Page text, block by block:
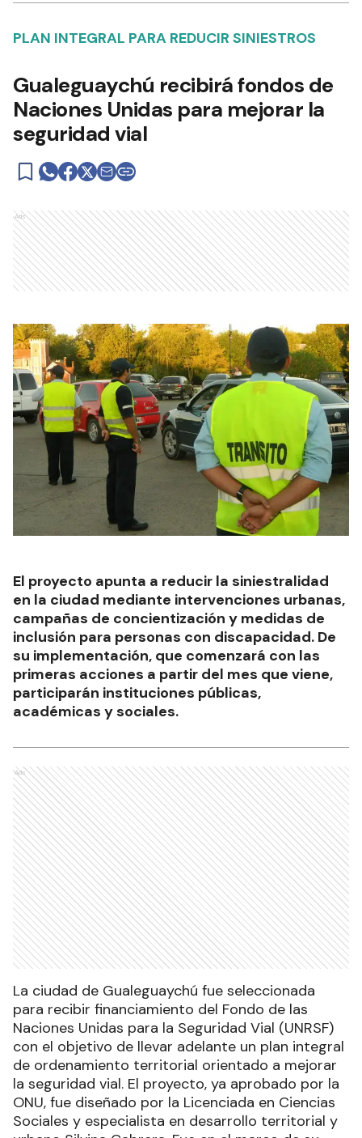
PLAN INTEGRAL PARA REDUCIR SINIESTROS
Gualeguaychú recibirá fondos de
Naciones Unidas para mejorar la
seguridad vial
Ads
El proyecto apunta a reducir la siniestralidad
en la ciudad mediante intervenciones urbanas,
campañas de concientización y medidas de
inclusión para personas con discapacidad. De
su implementación, que comenzará con las
primeras acciones a partir del mes que viene,
participarán instituciones públicas,
académicas y sociales.
Ads
La ciudad de Gualeguaychú fue seleccionada
para recibir financiamiento del Fondo de las
Naciones Unidas para la Seguridad Vial (UNRSF)
con el objetivo de llevar adelante un plan integral
de ordenamiento territorial orientado a mejorar
la seguridad vial. El proyecto, ya aprobado por la
ONU, fue diseñado por la Licenciada en Ciencias
Sociales y especialista en desarrollo territorial y